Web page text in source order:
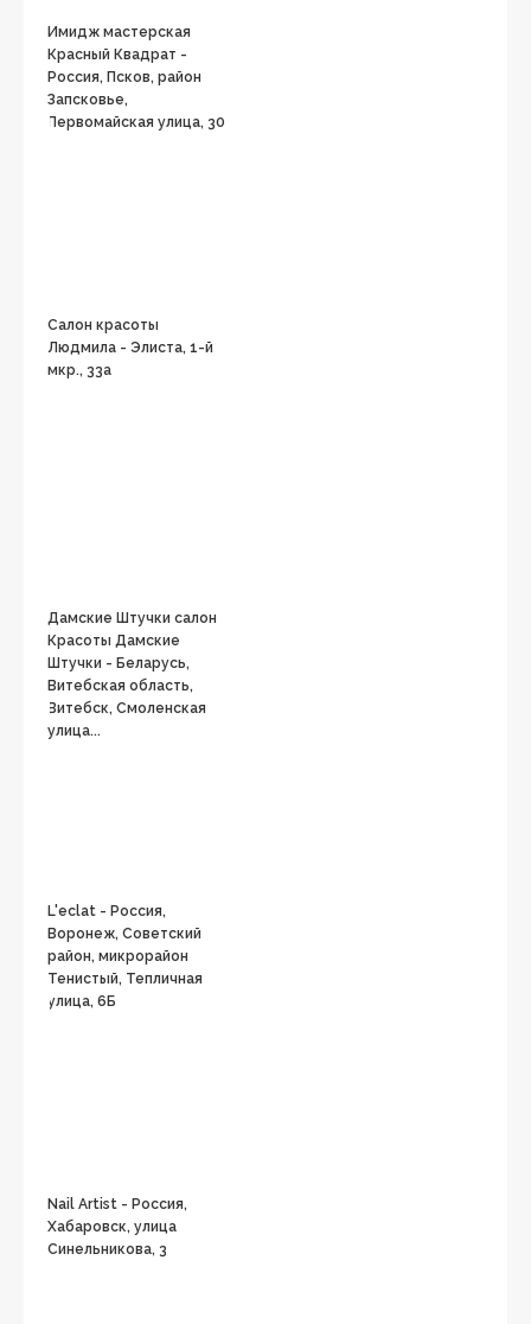
Имидж мастерская
Красный Квадрат -
Россия, Псков, район
Запсковье,
Первомайская улица, 30
Салон красоты
Людмила - Элиста, 1-й
мкр., 33а
Дамские Штучки салон
Красоты Дамские
Штучки - Беларусь,
Витебская область,
Витебск, Смоленская
улица...
L'eclat - Россия,
Воронеж, Советский
район, микрорайон
Тенистый, Тепличная
улица, 6Б
Nail Artist - Россия,
Хабаровск, улица
Синельникова, 3